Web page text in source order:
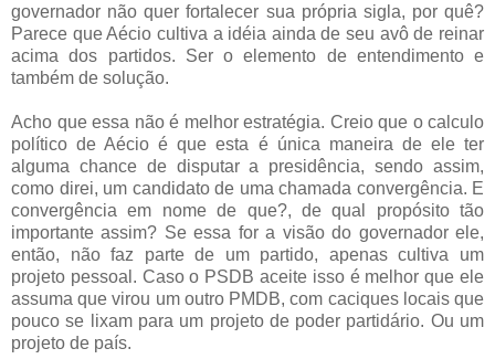
governador não quer fortalecer sua própria sigla, por quê?
Parece que Aécio cultiva a idéia ainda de seu avô de reinar
acima dos partidos. Ser o elemento de entendimento e
também de solução.
Acho que essa não é melhor estratégia. Creio que o calculo
político de Aécio é que esta é única maneira de ele ter
alguma chance de disputar a presidência, sendo assim,
como direi, um candidato de uma chamada convergência. E
convergência em nome de que?, de qual propósito tão
importante assim? Se essa for a visão do governador ele,
então, não faz parte de um partido, apenas cultiva um
projeto pessoal. Caso o PSDB aceite isso é melhor que ele
assuma que virou um outro PMDB, com caciques locais que
pouco se lixam para um projeto de poder partidário. Ou um
projeto de país.